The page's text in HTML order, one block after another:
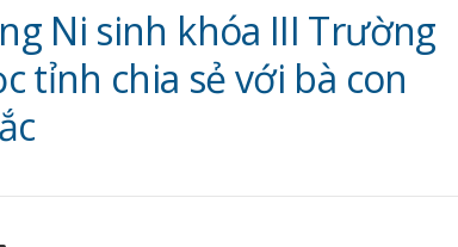
Ni sinh khóa III Trường
tỉnh chia sẻ với bà con